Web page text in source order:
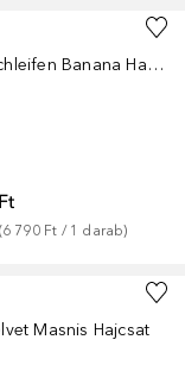
Bona Schleifen Banana Hajcsat
(6 790 Ft / 1 darab)
Masnis Hajcsat